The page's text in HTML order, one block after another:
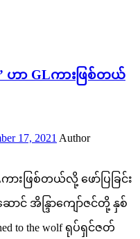
ဟာ GLကားဖြစ်တယ်
17, 2021 Author
ကားဖြစ်တယ်လို့ ဖော်ပြခြင်း
င် အိန္ဒြာကျော်ဇင်တို့ နှစ်
to the wolf ရုပ်ရှင်ဇတ်